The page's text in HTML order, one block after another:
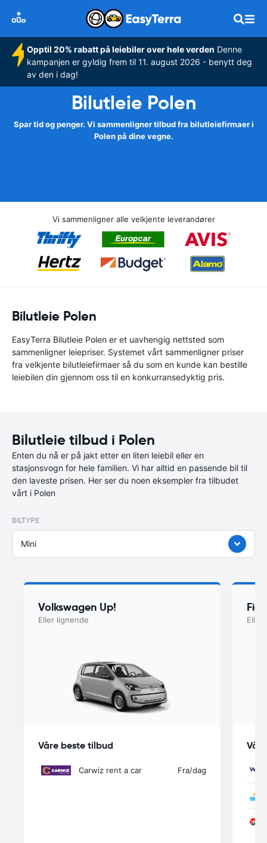
Opptil 20% rabatt på leiebiler over hele verden Denne
kampanjen er gyldig frem til 11. august 2026 - benytt deg
av den i dag!
Bilutleie Polen
Spar tid og penger. Vi sammenligner tilbud fra bilutleiefirmaer i
Polen på dine vegne.
Vi sammenligner alle velkjente leverandører
Bilutleie Polen
EasyTerra Bilutleie Polen er et uavhengig nettsted som
sammenligner leiepriser. Systemet vårt sammenligner priser
fra velkjente bilutleiefirmaer så du som en kunde kan bestille
leiebilen din gjennom oss til en konkurransedyktig pris.
Bilutleie tilbud i Polen
Enten du nå er på jakt etter en liten leiebil eller en
stasjonsvogn for hele familien. Vi har alltid en passende bil til
den laveste prisen. Her ser du noen eksempler fra tilbudet
vårt i Polen
BILTYPE
Mini
Volkswagen Up!
Eller lignende
Våre beste tilbud
Carwiz rent a car Fra/dag
Eller